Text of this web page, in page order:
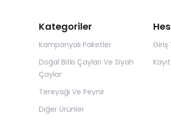
Kategoriler
Kampanyalı Paketler
Doğal Bitki Çayları Ve Siyah
Çaylar
Tereyağı Ve Peynir
Diğer Ürünler
Giriş